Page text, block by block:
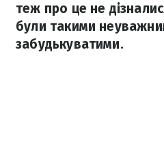
теж про це не
були такими
забудькуватими.